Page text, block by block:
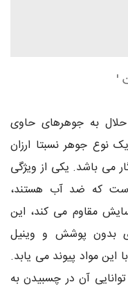
'
به جوهرهای حاوی
نوع جوهر نسبتا ارزان
می باشد. یکی از ویژگی
که ضد آب هستند،
سایش مقاوم می کند، این
بدون پوشش و وینیل
این مواد پیوند می یابد.
آن در چسبیدن به